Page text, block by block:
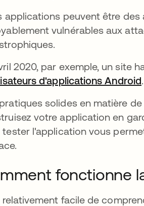
applications peuvent être
vulnérables aux
2020, par exemple, un site
d'applications Android
solides en matière
votre application en
tester l'application vous
fonctionne
relativement facile de